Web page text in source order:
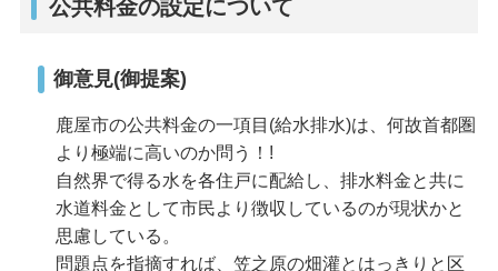
公共料金の設定について
御意見(御提案)
鹿屋市の公共料金の一項目(給水排水)は、何故首都圏
より極端に高いのか問う！!
自然界で得る水を各住戸に配給し、排水料金と共に
水道料金として市民より徴収しているのが現状かと
思慮している。
問題点を指摘すれば、笠之原の畑灌とはっきりと区